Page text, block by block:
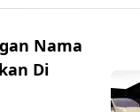
Nama
Di